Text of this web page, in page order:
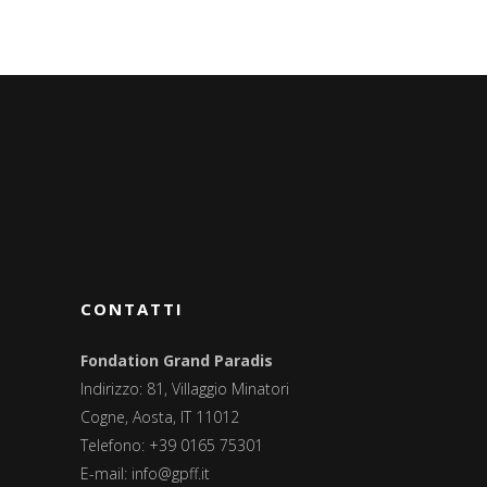
CONTATTI
Fondation Grand Paradis
Indirizzo: 81, Villaggio Minatori
Cogne, Aosta, IT 11012
Telefono: +39 0165 75301
E-mail: info@gpff.it